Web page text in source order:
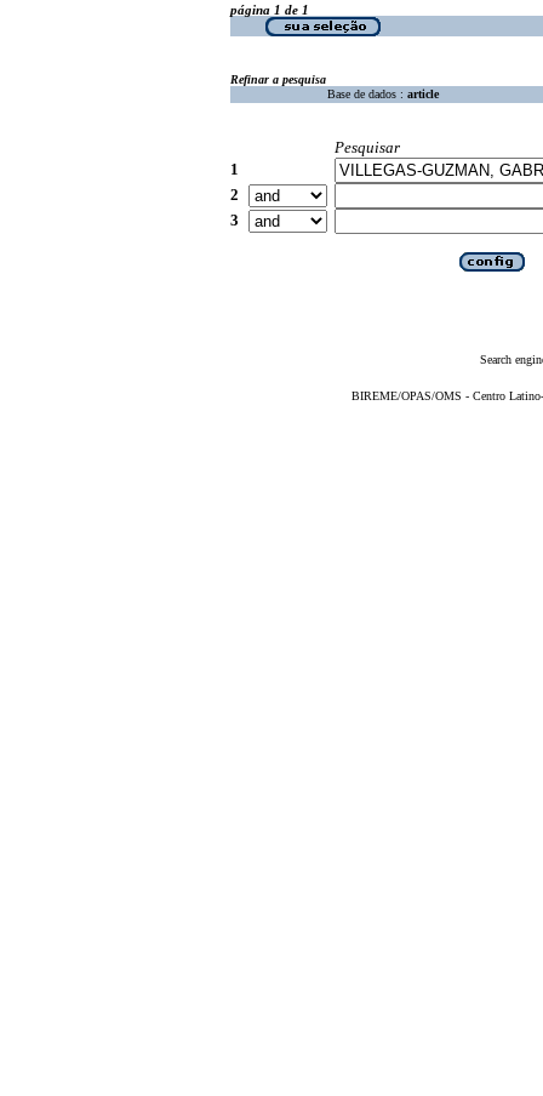
página 1 de 1
Refinar a pesquisa
Base de dados : article
Pesquisar
1
2
3
Search
BIREME/OPAS/OMS - Centro Latino-